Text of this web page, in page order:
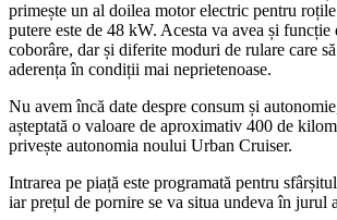
primește un al doilea motor electric pentru
putere este de 48 kW. Acesta va avea și funcție
coborâre, dar și diferite moduri de rulare care
aderența în condiții mai neprietenoase.
Nu avem încă date despre consum și
așteptată o valoare de aproximativ 400 de
privește autonomia noului Urban Cruiser.
Intrarea pe piață este programată pentru
iar prețul de pornire se va situa undeva în jurul